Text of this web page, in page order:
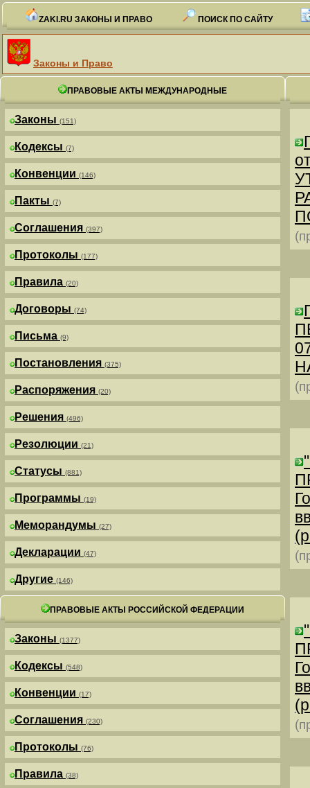
ZAKI.RU ЗАКОНЫ И ПРАВО ПОИСК ПО САЙТУ
Законы и Право
ПРАВОВЫЕ АКТЫ МЕЖДУНАРОДНЫЕ
Законы (151)
Кодексы (7)
Конвенции (146)
Пакты (7)
Соглашения (397)
Протоколы (177)
Правила (20)
Договоры (74)
Письма (9)
Постановления (375)
Распоряжения (20)
Решения (496)
Резолюции (21)
Статусы (881)
Программы (19)
Меморандумы (27)
Декларации (47)
Другие (146)
ПРАВОВЫЕ АКТЫ РОССИЙСКОЙ ФЕДЕРАЦИИ
Законы (1377)
Кодексы (548)
Конвенции (17)
Соглашения (230)
Протоколы (76)
Правила (38)